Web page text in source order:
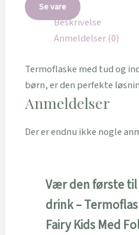
Se vare
Beskrivelse
Anmeldelser (0)
Termoflaske med tud og
børn, er den perfekte
Anmeldelser
Der er endnu ikke nogle
Vær den første til
drink –
Fairy Kids Med